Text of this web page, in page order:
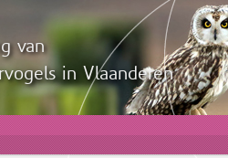
van
in Vlaanderen